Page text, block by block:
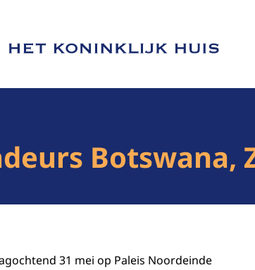
van Het Koninklijk Huis
Botswana,
31 mei op Paleis Noordeinde